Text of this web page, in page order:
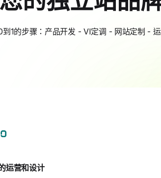
到1的步骤：产品开发 - VI定调 - 网站定制 -
运营和设计